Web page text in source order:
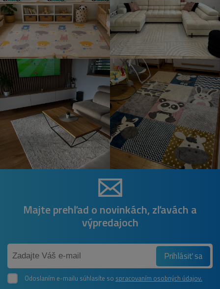
Majte prehľad o novinkách, zľavách a
výpredajoch
Prihlásiť sa
Odoslaním e-mailu súhlasíte so spracovaním osobných údajov.